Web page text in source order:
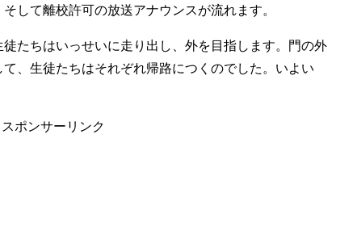
して離校許可の放送アナウンスが流れます。
たちはいっせいに走り出し、外を目指します。門の外
、生徒たちはそれぞれ帰路につくのでした。いよい
スポンサーリンク